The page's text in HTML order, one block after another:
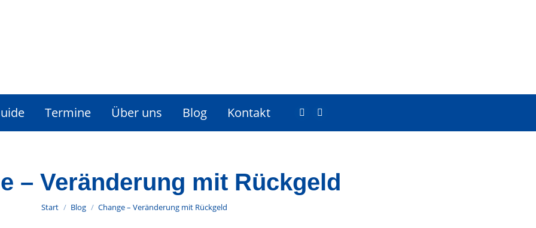
Termine Über uns Blog Kontakt
– Veränderung mit Rückgeld
Sie befinden sich hier:
Start Blog Change – Veränderung mit Rückgeld